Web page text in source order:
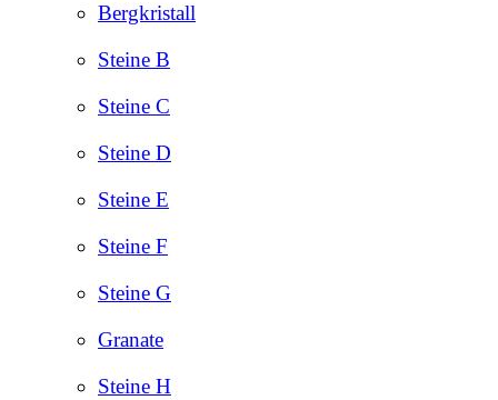
Bergkristall
Steine B
Steine C
Steine D
Steine E
Steine F
Steine G
Granate
Steine H